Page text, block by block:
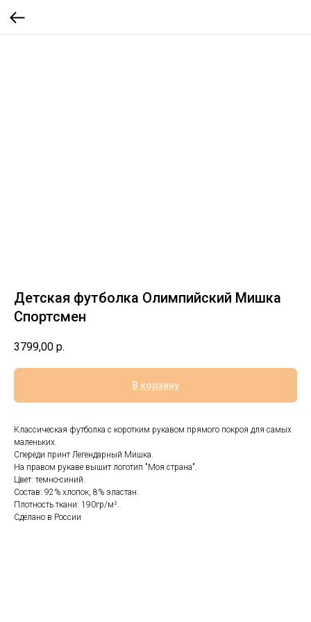
Детская футболка Олимпийский Мишка
Спортсмен
3799,00 р.
В корзину
Классическая футболка с коротким рукавом прямого покроя для самых
маленьких.
Спереди принт Легендарный Мишка.
На правом рукаве вышит логотип "Моя страна".
Цвет: темно-синий.
Состав: 92% хлопок, 8% эластан.
Плотность ткани: 190гр/м².
Сделано в России